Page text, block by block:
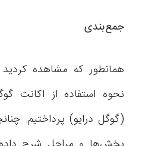
جمع‌بندی
همانطور که مشاهده
نحوه استفاده از اکانت
(گوگل درایو) پرداختیم.